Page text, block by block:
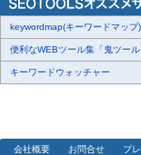
keywordmap(キーワードマップ)
便利なWEBツール集「鬼ツール
キーワードウォッチャー
会社概要 お問合せ プ